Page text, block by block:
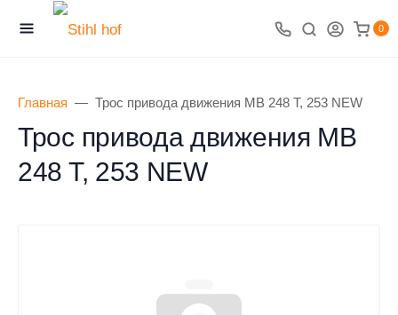
0
Главная Трос привода движения MB 248 T, 253 NEW
Трос привода движения MB
248 T, 253 NEW